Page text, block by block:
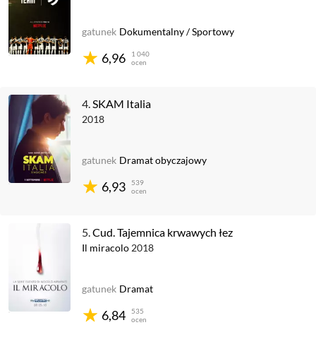
6,96
1 040
ocen
gatunek Dokumentalny/Sportowy
4.SKAM Italia
2018
6,93
539
ocen
gatunek Dramat obyczajowy
5.Cud. Tajemnica krwawych łez
Il miracolo 2018
6,84
535
ocen
gatunek Dramat